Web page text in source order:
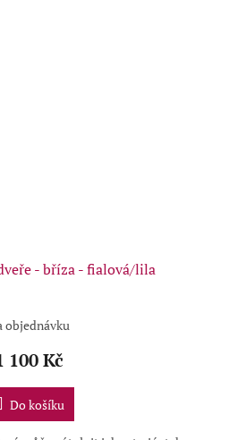
- bříza - fialová/lila
objednávku
100 Kč
Do košíku